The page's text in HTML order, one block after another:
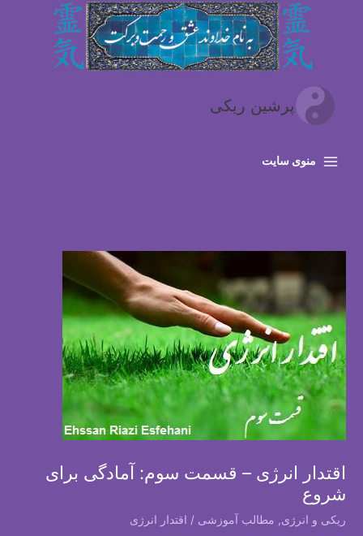
پرشین ریکی
منوی سایت
اقتدار انرژی – قسمت سوم: آمادگی برای
شروع
ریکی و انرژی, مطالب آموزشی / اقتدار انرژی